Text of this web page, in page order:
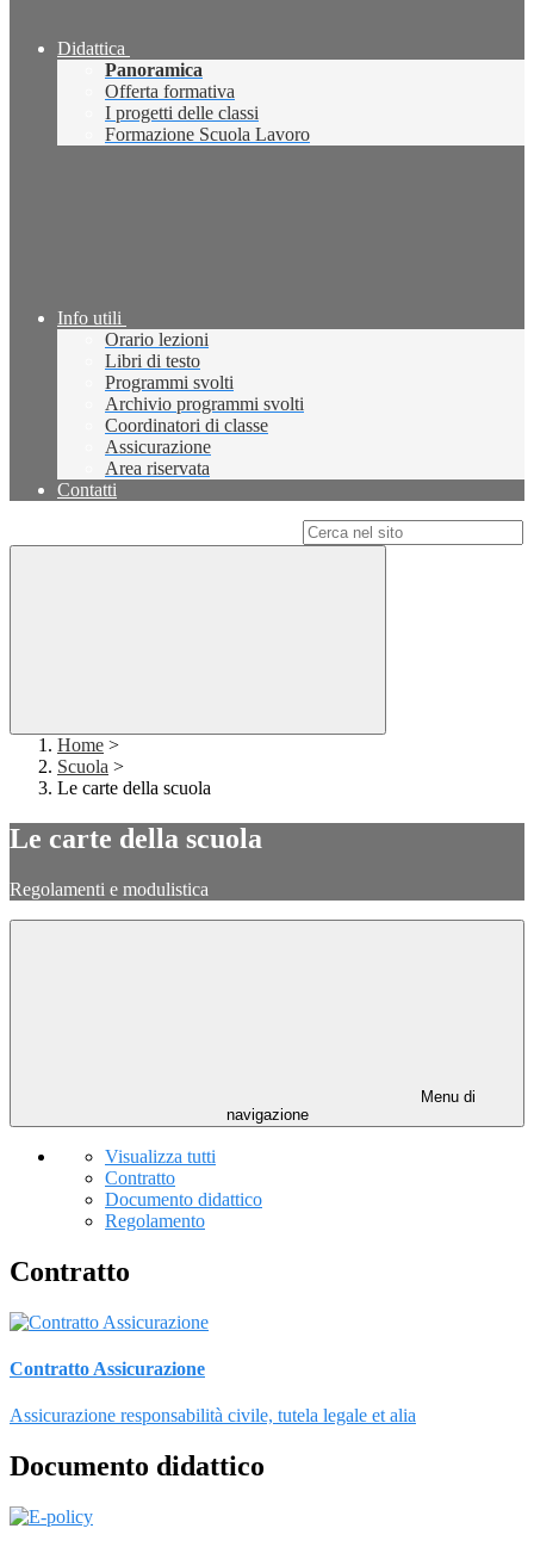
Didattica
Panoramica
Offerta formativa
I progetti delle classi
Formazione Scuola Lavoro
Info utili
Orario lezioni
Libri di testo
Programmi svolti
Archivio programmi svolti
Coordinatori di classe
Assicurazione
Area riservata
Contatti
Home >
Scuola >
Le carte della scuola
Le carte della scuola
Regolamenti e modulistica
Menu di
navigazione
Visualizza tutti
Contratto
Documento didattico
Regolamento
Contratto
Contratto Assicurazione
Assicurazione responsabilità civile, tutela legale et alia
Documento didattico